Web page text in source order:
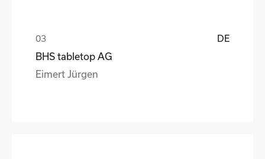
DE
BHS tabletop AG
Eimert Jürgen